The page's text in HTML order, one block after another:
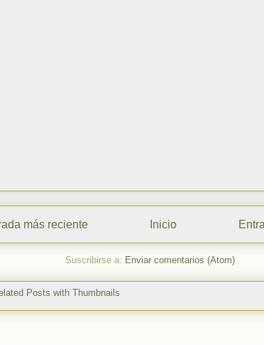
más reciente Inicio
Suscribirse a: Enviar comentarios (Atom)